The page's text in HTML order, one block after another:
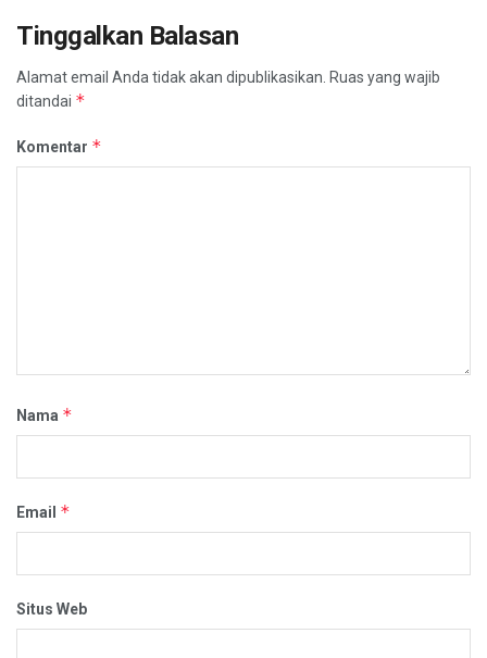
Tinggalkan Balasan
Alamat email Anda tidak akan dipublikasikan. Ruas yang wajib
ditandai *
Komentar *
Nama *
Email *
Situs Web